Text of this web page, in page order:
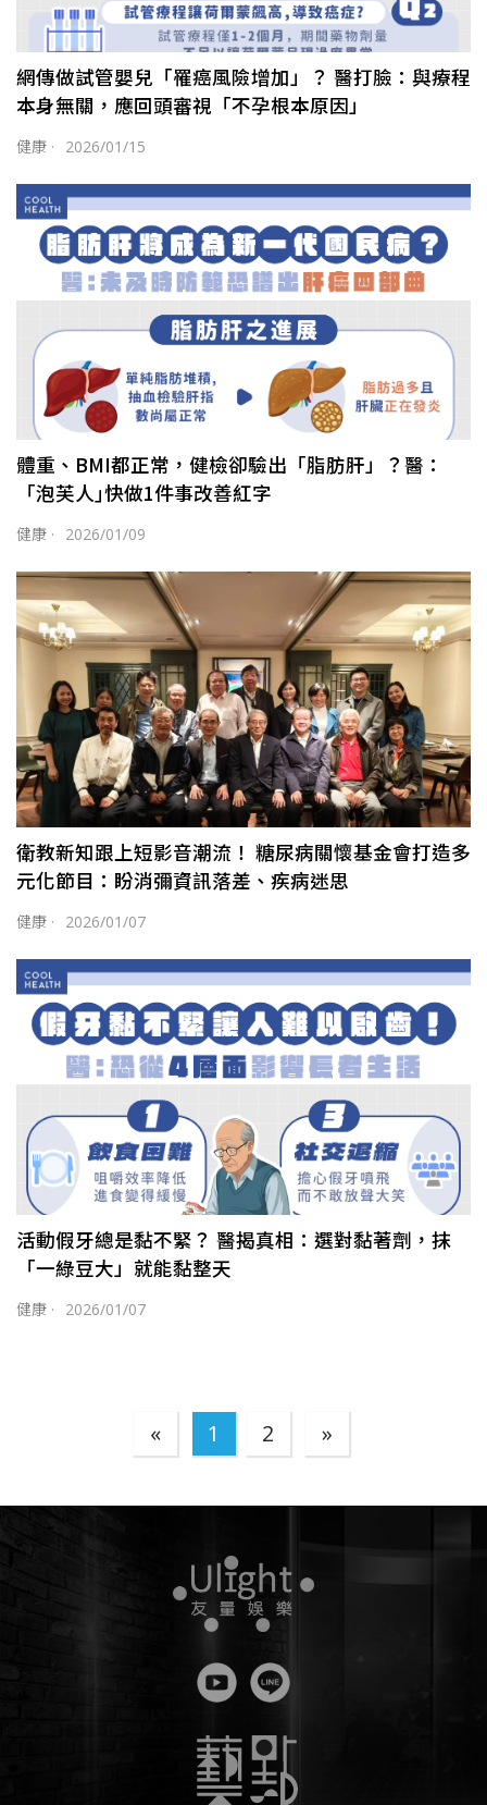
網傳做試管嬰兒「罹癌風險增加」？ 醫打臉：與療程
本身無關，應回頭審視「不孕根本原因」
健康 · 2026/01/15
體重、BMI都正常，健檢卻驗出「脂肪肝」？醫：
「泡芙人｣快做1件事改善紅字
健康 · 2026/01/09
衛教新知跟上短影音潮流！ 糖尿病關懷基金會打造多
元化節目：盼消彌資訊落差、疾病迷思
健康 · 2026/01/07
活動假牙總是黏不緊？ 醫揭真相：選對黏著劑，抹
「一綠豆大」就能黏整天
健康 · 2026/01/07
« 1 2 »